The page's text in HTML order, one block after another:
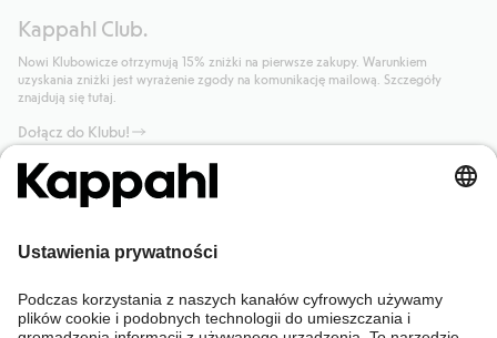
Kappahl Club.
Nowi Klubowicze otrzymują 15% zniżki na pierwsze zakupy. Warunkiem
uzyskania zniżki jest wyrażenie zgody na komunikację mailową. Szczegóły
znajdują się tutaj.
Dołącz do Klubu!